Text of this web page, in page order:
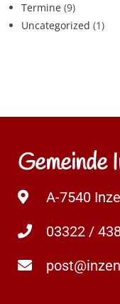
Termine (9)
Uncategorized (1)
Gemeinde
A-7540
03322 /